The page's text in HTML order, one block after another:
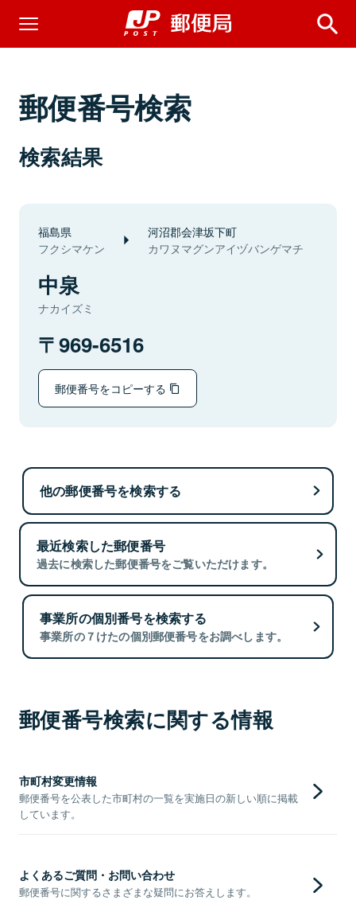
郵便番号検索
検索結果
福島県
フクシマケン
河沼郡会津坂下町
カワヌマグンアイヅバンゲマチ
中泉
ナカイズミ
969-6516
郵便番号をコピーする
他の郵便番号を検索する
最近検索した郵便番号
過去に検索した郵便番号をご覧いただけます。
事業所の個別番号を検索する
事業所の７けたの個別郵便番号をお調べします。
郵便番号検索に関する情報
市町村変更情報
郵便番号を公表した市町村の一覧を実施日の新しい順に掲載
しています。
よくあるご質問・お問い合わせ
郵便番号に関するさまざまな疑問にお答えします。